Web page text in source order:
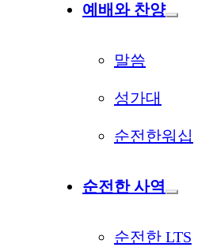
예배와 찬양
말씀
성가대
순전한워십
순전한 사역
순전한 LTS